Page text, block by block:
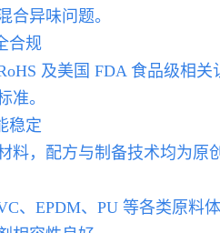
合异味问题。
合规
及美国 FDA 食品级相
准。
稳定
料，配方与制备技术均为原
、EPDM、PU 等各类原